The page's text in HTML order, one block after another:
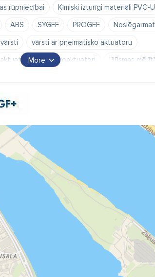
rūpniecībai Ķīmiski izturīgi materiāli PVC-U
ABS SYGEF PROGEF
vārsti ar pneimatisko aktuatoru
aktuatori elektroaktuatori Plūsmas
More